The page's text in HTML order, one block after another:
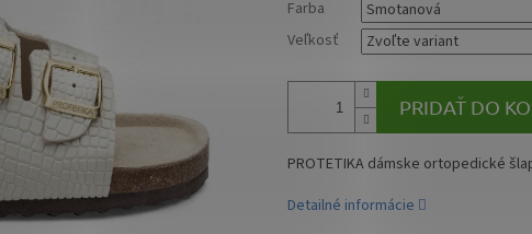
Farba
Veľkosť
PRIDAŤ DO
PROTETIKA dámske ortopedické
Detailné informácie